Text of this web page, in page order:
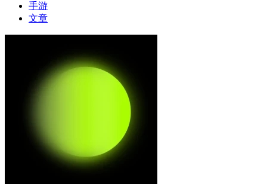
手游
文章